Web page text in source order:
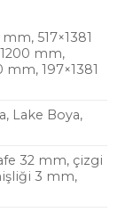
517×1381
mm,
197×1381
Lake Boya,
32 mm, çizgi
3 mm,